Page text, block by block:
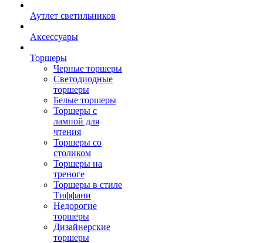
Аутлет светильников
Аксессуары
Торшеры
Черные торшеры
Светодиодные
торшеры
Белые торшеры
Торшеры с
лампой для
чтения
Торшеры со
столиком
Торшеры на
треноге
Торшеры в стиле
Тиффани
Недорогие
торшеры
Дизайнерские
торшеры